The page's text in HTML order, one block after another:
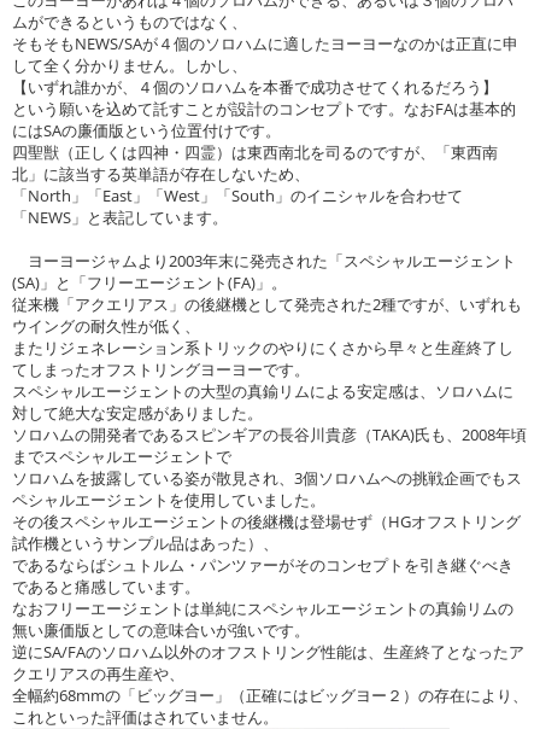
ムができるというものではなく、
そもそもNEWS/SAが４個のソロハムに適したヨーヨーなのかは正直に申
して全く分かりません。しかし、
【いずれ誰かが、４個のソロハムを本番で成功させてくれるだろう】
という願いを込めて託すことが設計のコンセプトです。なおFAは基本的
にはSAの廉価版という位置付けです。
四聖獣（正しくは四神・四霊）は東西南北を司るのですが、「東西南
北」に該当する英単語が存在しないため、
「North」「East」「West」「South」のイニシャルを合わせて
「NEWS」と表記しています。
ヨーヨージャムより2003年末に発売された「スペシャルエージェント
(SA)」と「フリーエージェント(FA)」。
従来機「アクエリアス」の後継機として発売された2種ですが、いずれも
ウイングの耐久性が低く、
またリジェネレーション系トリックのやりにくさから早々と生産終了し
てしまったオフストリングヨーヨーです。
スペシャルエージェントの大型の真鍮リムによる安定感は、ソロハムに
対して絶大な安定感がありました。
ソロハムの開発者であるスピンギアの長谷川貴彦（TAKA)氏も、2008年頃
までスペシャルエージェントで
ソロハムを披露している姿が散見され、3個ソロハムへの挑戦企画でもス
ペシャルエージェントを使用していました。
その後スペシャルエージェントの後継機は登場せず（HGオフストリング
試作機というサンプル品はあった）、
であるならばシュトルム・パンツァーがそのコンセプトを引き継ぐべき
であると痛感しています。
なおフリーエージェントは単純にスペシャルエージェントの真鍮リムの
無い廉価版としての意味合いが強いです。
逆にSA/FAのソロハム以外のオフストリング性能は、生産終了となったア
クエリアスの再生産や、
全幅約68mmの「ビッグヨー」（正確にはビッグヨー２）の存在により、
これといった評価はされていません。